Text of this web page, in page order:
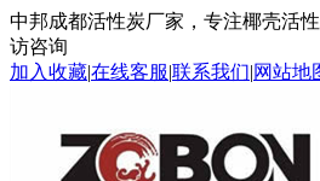
中邦成都活性炭厂家，专注椰壳活
访咨询
加入收藏|在线客服|联系我们|网站地